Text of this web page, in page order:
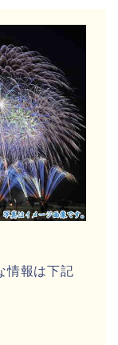
情報は下記